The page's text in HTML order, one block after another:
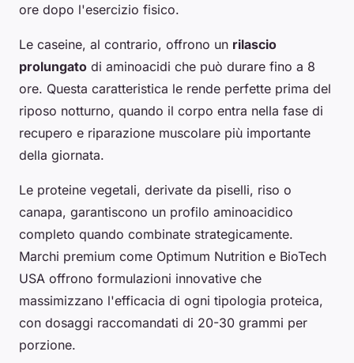
ore dopo l'esercizio fisico.
Le caseine, al contrario, offrono un rilascio
prolungato di aminoacidi che può durare fino a 8
ore. Questa caratteristica le rende perfette prima del
riposo notturno, quando il corpo entra nella fase di
recupero e riparazione muscolare più importante
della giornata.
Le proteine vegetali, derivate da piselli, riso o
canapa, garantiscono un profilo aminoacidico
completo quando combinate strategicamente.
Marchi premium come Optimum Nutrition e BioTech
USA offrono formulazioni innovative che
massimizzano l'efficacia di ogni tipologia proteica,
con dosaggi raccomandati di 20-30 grammi per
porzione.